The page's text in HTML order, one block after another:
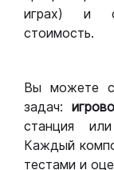
играх) и
стоимость.
Вы можете
задач:
станция
Каждый
тестами и